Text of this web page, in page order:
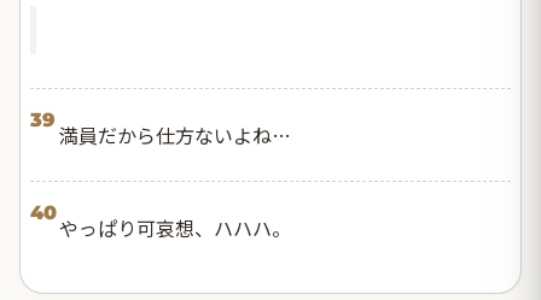
39
満員だから仕方ないよね…
40
やっぱり可哀想、ハハハ。